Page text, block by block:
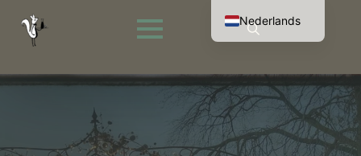
Nederlands
English (UK)
Deutsch